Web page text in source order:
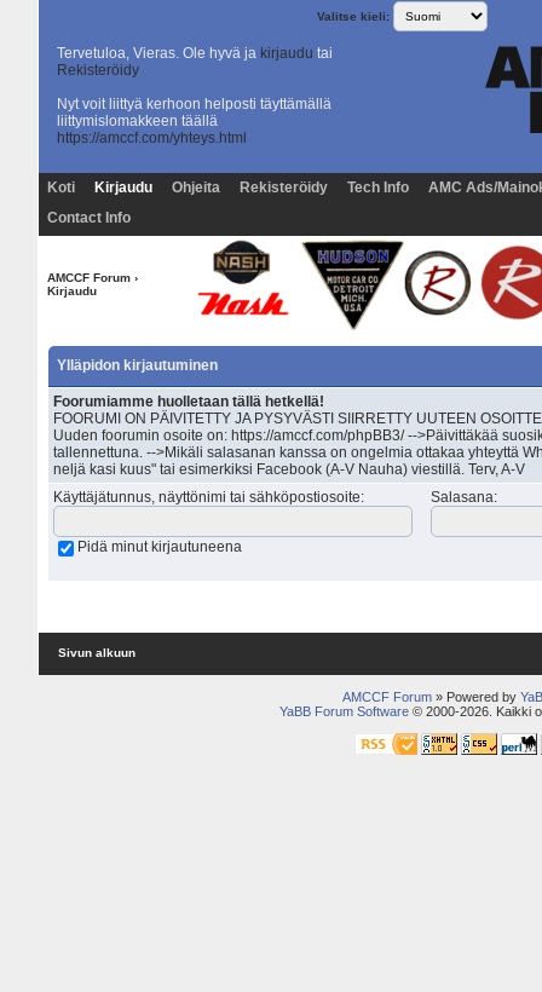
Valitse kieli:
Tervetuloa, Vieras. Ole hyvä ja kirjaudu tai
Rekisteröidy
Nyt voit liittyä kerhoon helposti täyttämällä
liittymislomakkeen täällä
https://amccf.com/yhteys.html
Koti Kirjaudu Ohjeita Rekisteröidy Tech Info
AMC Ads/
Contact Info
AMCCF Forum›
Kirjaudu
Ylläpidon kirjautuminen
Foorumiamme huolletaan tällä hetkellä!
FOORUMI ON PÄIVITETTY JA PYSYVÄSTI SIIRRETTY UUTEEN
Uuden foorumin osoite on: https://amccf.com/phpBB3/ -->Päivittäkää
tallennettuna. -->Mikäli salasanan kanssa on ongelmia ottakaa yhteyttä
neljä kasi kuus" tai esimerkiksi Facebook (A-V Nauha) viestillä. Terv, A-V
Käyttäjätunnus, näyttönimi tai sähköpostiosoite: Salasana:
Pidä minut kirjautuneena
Sivun alkuun
AMCCF Forum » Powered by
YaBB Forum Software© 2000-2026. Kaikki